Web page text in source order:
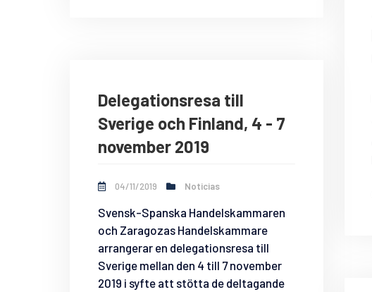
Delegationsresa till
Sverige och Finland, 4 - 7
november 2019
04/11/2019 Noticias
Svensk-Spanska Handelskammaren
och Zaragozas Handelskammare
arrangerar en delegationsresa till
Sverige mellan den 4 till 7 november
2019 i syfte att stötta de deltagande